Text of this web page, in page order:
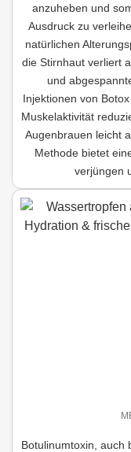
anzuheben und
Ausdruck zu
natürlichen
die Stirnhaut verliert
und
Injektionen von
Muskelaktivität
Augenbrauen leicht
Methode bietet
verjüngen
Botulinumtoxin, auch